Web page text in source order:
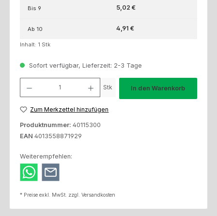
Bis 9 5,02 €
Ab 10 4,91 €
Inhalt: 1 Stk
Sofort verfügbar, Lieferzeit: 2-3 Tage
Produkt Anzahl: Gib den gewünschten Wert ein oder benutze die
Stk In den Warenkorb
Zum Merkzettel hinzufügen
Produktnummer: 40115300
EAN 4013558871929
Weiterempfehlen:
* Preise exkl. MwSt. zzgl. Versandkosten